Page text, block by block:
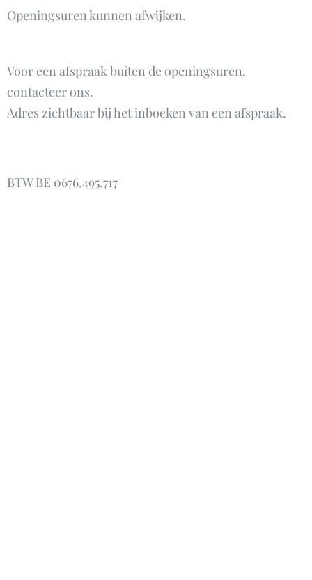
Openingsuren kunnen afwijken.
Voor een afspraak buiten de openingsuren,
contacteer ons.
Adres zichtbaar bij het inboeken van een afspraak.
BTW BE 0676.495.717